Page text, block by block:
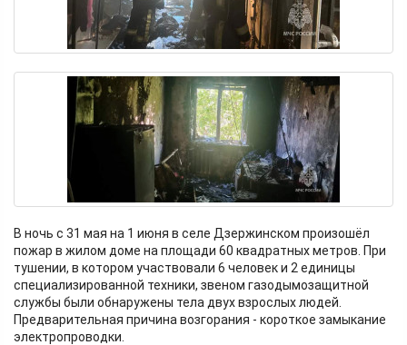
В ночь с 31 мая на 1 июня в селе Дзержинском произошёл
пожар в жилом доме на площади 60 квадратных метров. При
тушении, в котором участвовали 6 человек и 2 единицы
специализированной техники, звеном газодымозащитной
службы были обнаружены тела двух взрослых людей.
Предварительная причина возгорания - короткое замыкание
электропроводки.